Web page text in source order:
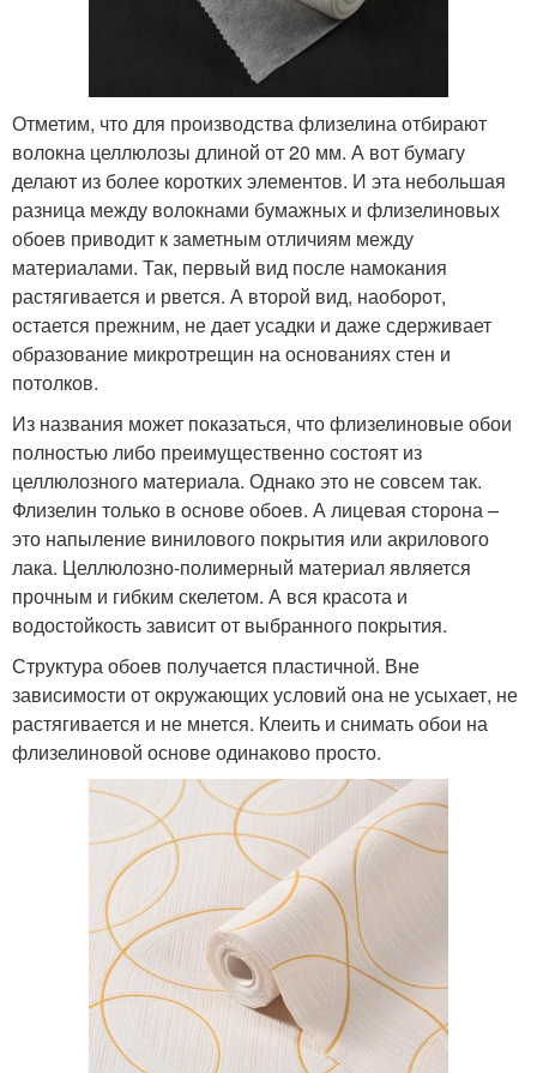
Отметим, что для производства флизелина отбирают
волокна целлюлозы длиной от 20 мм. А вот бумагу
делают из более коротких элементов. И эта небольшая
разница между волокнами бумажных и флизелиновых
обоев приводит к заметным отличиям между
материалами. Так, первый вид после намокания
растягивается и рвется. А второй вид, наоборот,
остается прежним, не дает усадки и даже сдерживает
образование микротрещин на основаниях стен и
потолков.
Из названия может показаться, что флизелиновые обои
полностью либо преимущественно состоят из
целлюлозного материала. Однако это не совсем так.
Флизелин только в основе обоев. А лицевая сторона –
это напыление винилового покрытия или акрилового
лака. Целлюлозно-полимерный материал является
прочным и гибким скелетом. А вся красота и
водостойкость зависит от выбранного покрытия.
Структура обоев получается пластичной. Вне
зависимости от окружающих условий она не усыхает, не
растягивается и не мнется. Клеить и снимать обои на
флизелиновой основе одинаково просто.